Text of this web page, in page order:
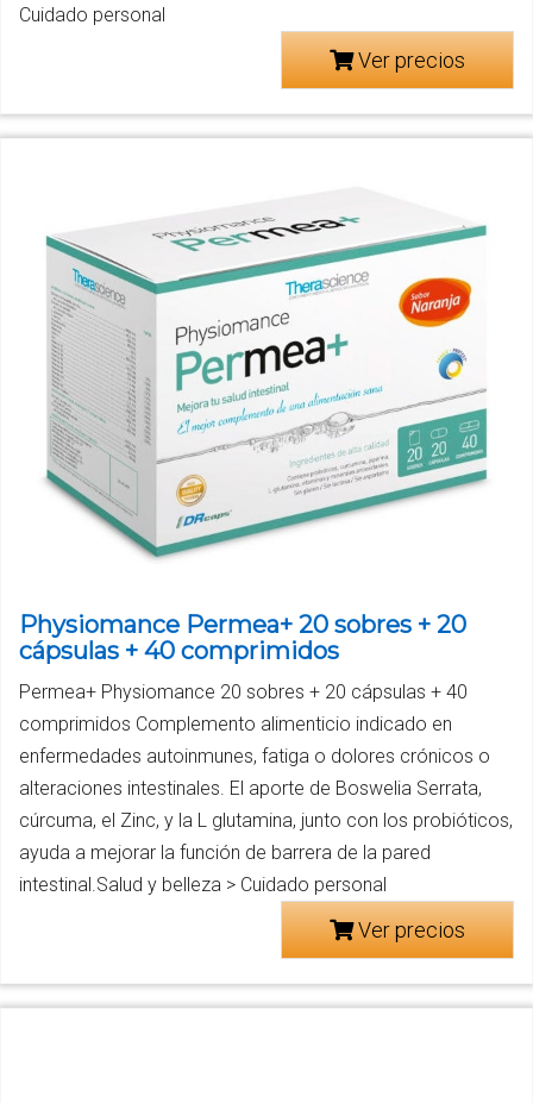
Cuidado personal
Ver precios
Physiomance Permea+ 20 sobres + 20
cápsulas + 40 comprimidos
Permea+ Physiomance 20 sobres + 20 cápsulas + 40
comprimidos Complemento alimenticio indicado en
enfermedades autoinmunes, fatiga o dolores crónicos o
alteraciones intestinales. El aporte de Boswelia Serrata,
cúrcuma, el Zinc, y la L glutamina, junto con los probióticos,
ayuda a mejorar la función de barrera de la pared
intestinal.Salud y belleza > Cuidado personal
Ver precios